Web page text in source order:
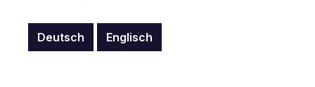
Deutsch Englisch